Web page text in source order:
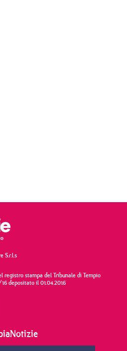
S.r.l.s
stampa del Tribunale di Tempio
depositato il 01.04.2016